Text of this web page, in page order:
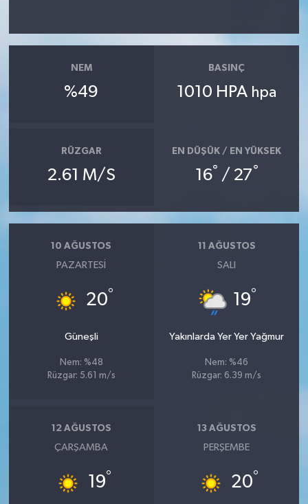
NEM
%49
BASINÇ
1010 HPA hpa
RÜZGAR
2.61 M/S
EN DÜŞÜK / EN YÜKSEK
16° / 27°
10 AĞUSTOS
PAZARTESI
20°
Güneşli
Nem: %48
Rüzgar: 5.61 m/s
11 AĞUSTOS
SALI
19°
Yakınlarda Yer Yer Yağmur
Nem: %46
Rüzgar: 6.39 m/s
12 AĞUSTOS
ÇARŞAMBA
19°
13 AĞUSTOS
PERŞEMBE
20°